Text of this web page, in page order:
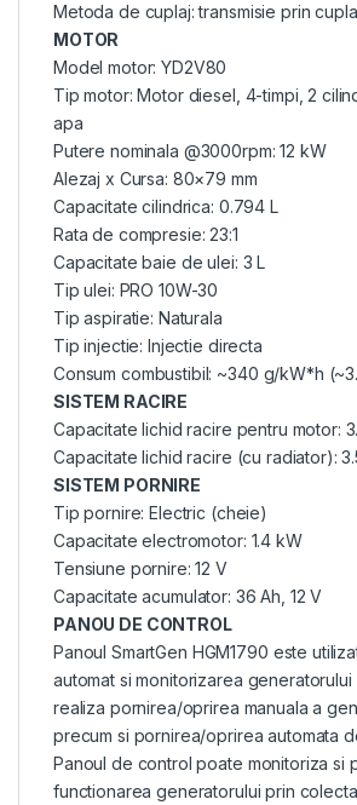
Metoda de cuplaj: transmisie prin
MOTOR
Model motor: YD2V80
Tip motor: Motor diesel, 4-timpi, 2
apa
Putere nominala @3000rpm: 12 kW
Alezaj x Cursa: 80×79 mm
Capacitate cilindrica: 0.794 L
Rata de compresie: 23:1
Capacitate baie de ulei: 3 L
Tip ulei: PRO 10W-30
Tip aspiratie: Naturala
Tip injectie: Injectie directa
Consum combustibil: ~340 g/kW*h
SISTEM RACIRE
Capacitate lichid racire pentru motor:
Capacitate lichid racire (cu radiator):
SISTEM PORNIRE
Tip pornire: Electric (cheie)
Capacitate electromotor: 1.4 kW
Tensiune pornire: 12 V
Capacitate acumulator: 36 Ah, 12 V
PANOU DE CONTROL
Panoul SmartGen HGM1790 este
automat si monitorizarea
realiza pornirea/oprirea manuala a
precum si pornirea/oprirea automata
Panoul de control poate monitoriza si
functionarea generatorului prin